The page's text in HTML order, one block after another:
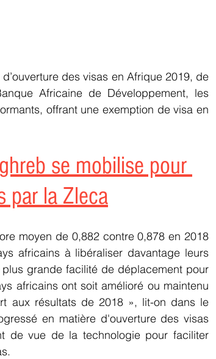
des visas en Afrique 2019, de
Africaine de Développement, les
offrant une exemption de visa en
se mobilise pour
par la Zleca
moyen de 0,882 contre 0,878 en 2018
africains à libéraliser davantage leurs
grande facilité de déplacement pour
africains ont soit amélioré ou maintenu
aux résultats de 2018 », lit-on dans le
en matière d'ouverture des visas
de vue de la technologie pour faciliter